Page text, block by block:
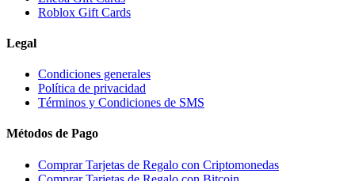
Roblox Gift Cards
Legal
Condiciones generales
Política de privacidad
Términos y Condiciones de SMS
Métodos de Pago
Comprar Tarjetas de Regalo con Criptomonedas